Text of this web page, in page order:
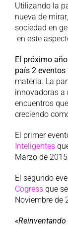
Utilizando la
nueva de
sociedad en
en este
El próximo
país 2
materia. La
innovadoras a
encuentros
creciendo
El primer
Inteligentes
Marzo de
El segundo
Cogress que
Noviembre de